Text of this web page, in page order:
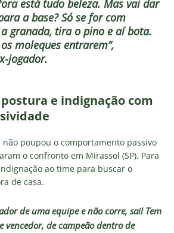
está tudo beleza. Mas vai dar
a base? Só se for com
granada, tira o pino e aí bota.
moleques entrarem”,
jogador.
e indignação com
poupou o comportamento passivo
o confronto em Mirassol (SP). Para
ao time para buscar o
de casa.
de uma equipe e não corre, sai! Tem
vencedor, de campeão dentro de